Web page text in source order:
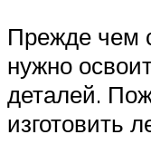
Прежде чем
нужно
деталей.
изготовить